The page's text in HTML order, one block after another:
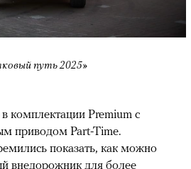
путь 2025»
комплектации Premium с
приводом Part-Time.
показать, как можно
внедорожник для более